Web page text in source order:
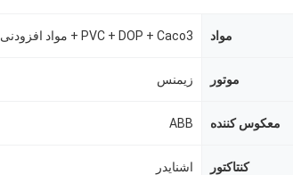
مواد PVC + DOP + Caco3 + مواد افزودنی
موتور زیمنس
معکوس کننده ABB
کنتاکتور اشنایدر